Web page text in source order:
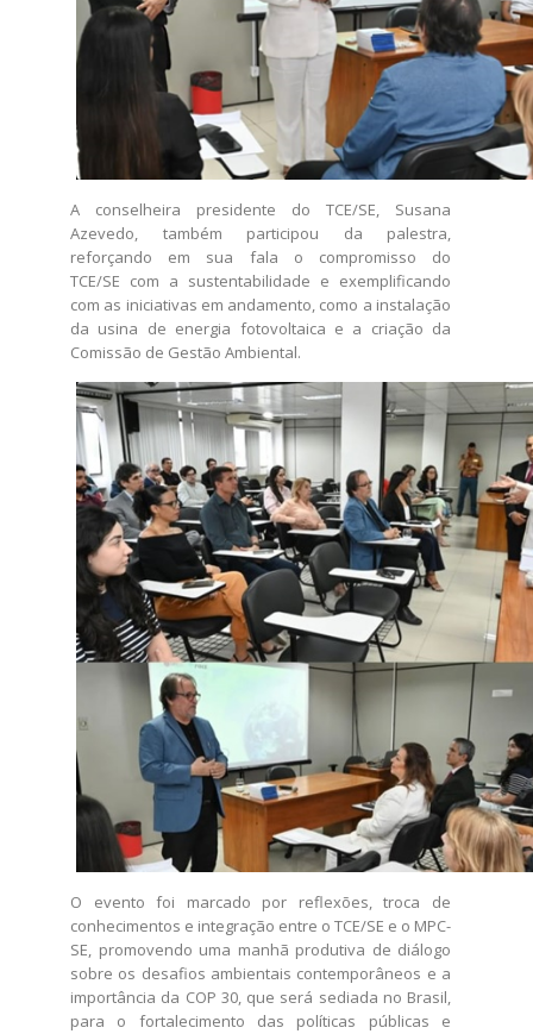
A conselheira presidente do TCE/SE, Susana
Azevedo, também participou da palestra,
reforçando em sua fala o compromisso do
TCE/SE com a sustentabilidade e exemplificando
com as ​iniciativas em andamento, como a instalação
da usina de energia fotovoltaica e a criação da
Comissão de Gestão Ambiental.
O evento foi marcado por reflexões, troca de
conhecimentos e integração entre o TCE/SE e o MPC-
SE, promovendo uma manhã produtiva de diálogo
sobre os desafios ambientais contemporâneos e a
importância da COP 30, que será sediada no Brasil,
para o fortalecimento das políticas públicas e